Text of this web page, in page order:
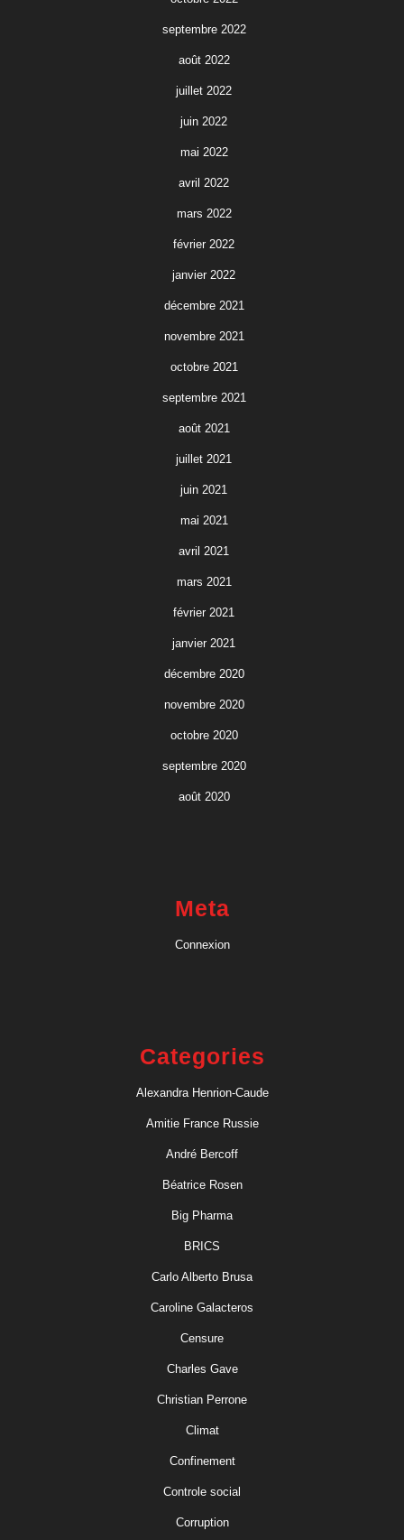
septembre 2022
août 2022
juillet 2022
juin 2022
mai 2022
avril 2022
mars 2022
février 2022
janvier 2022
décembre 2021
novembre 2021
octobre 2021
septembre 2021
août 2021
juillet 2021
juin 2021
mai 2021
avril 2021
mars 2021
février 2021
janvier 2021
décembre 2020
novembre 2020
octobre 2020
septembre 2020
août 2020
Meta
Connexion
Categories
Alexandra Henrion-Caude
Amitie France Russie
André Bercoff
Béatrice Rosen
Big Pharma
BRICS
Carlo Alberto Brusa
Caroline Galacteros
Censure
Charles Gave
Christian Perrone
Climat
Confinement
Controle social
Corruption